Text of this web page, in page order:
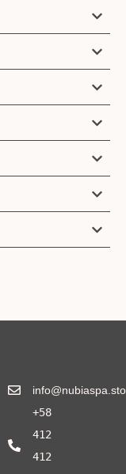
+58
412
412